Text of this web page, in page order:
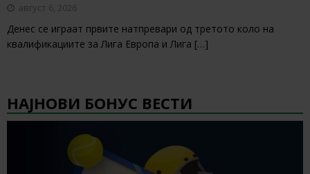
август 6, 2026
Денес се играат првите натпревари од третото коло на
квалификациите за Лига Европа и Лига […]
НАЈНОВИ БОНУС ВЕСТИ